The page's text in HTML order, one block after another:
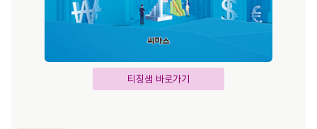
티칭샘 바로가기